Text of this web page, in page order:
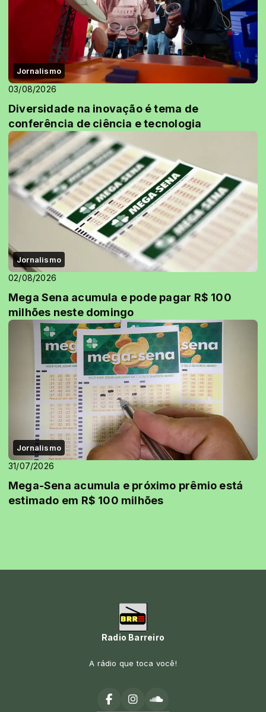
Jornalismo
03/08/2026
Diversidade na inovação é tema de
conferência de ciência e tecnologia
Jornalismo
02/08/2026
Mega Sena acumula e pode pagar R$ 100
milhões neste domingo
Jornalismo
31/07/2026
Mega-Sena acumula e próximo prêmio está
estimado em R$ 100 milhões
Radio Barreiro
A rádio que toca você!